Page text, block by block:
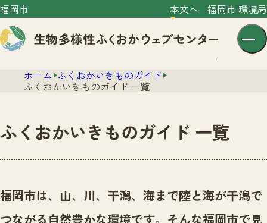
福岡市 本文へ 福岡市 環境局
センター紹介
センター紹介TOP
サイトポリシー
いきものガイド
ホーム ふくおかいきものガイド
ふくおかいきものガイド 一覧
ふくおかいきものガイド 一覧
福岡市は、山、川、干潟、海まで陸と海が干潟で
つながる自然豊かな環境です。 そんな福岡市で見